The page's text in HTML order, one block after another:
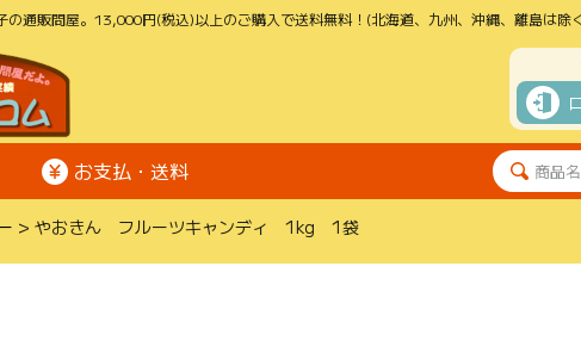
通販問屋。13,000円(税込)以上のご購入で送料無料！(北海道、九州、沖縄、離島は除
お支払・送料
やおきん フルーツキャンディ 1kg 1袋